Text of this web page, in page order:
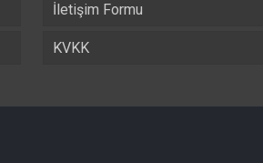
İletişim Formu
KVKK